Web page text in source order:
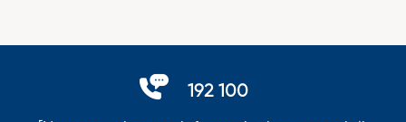
192 100